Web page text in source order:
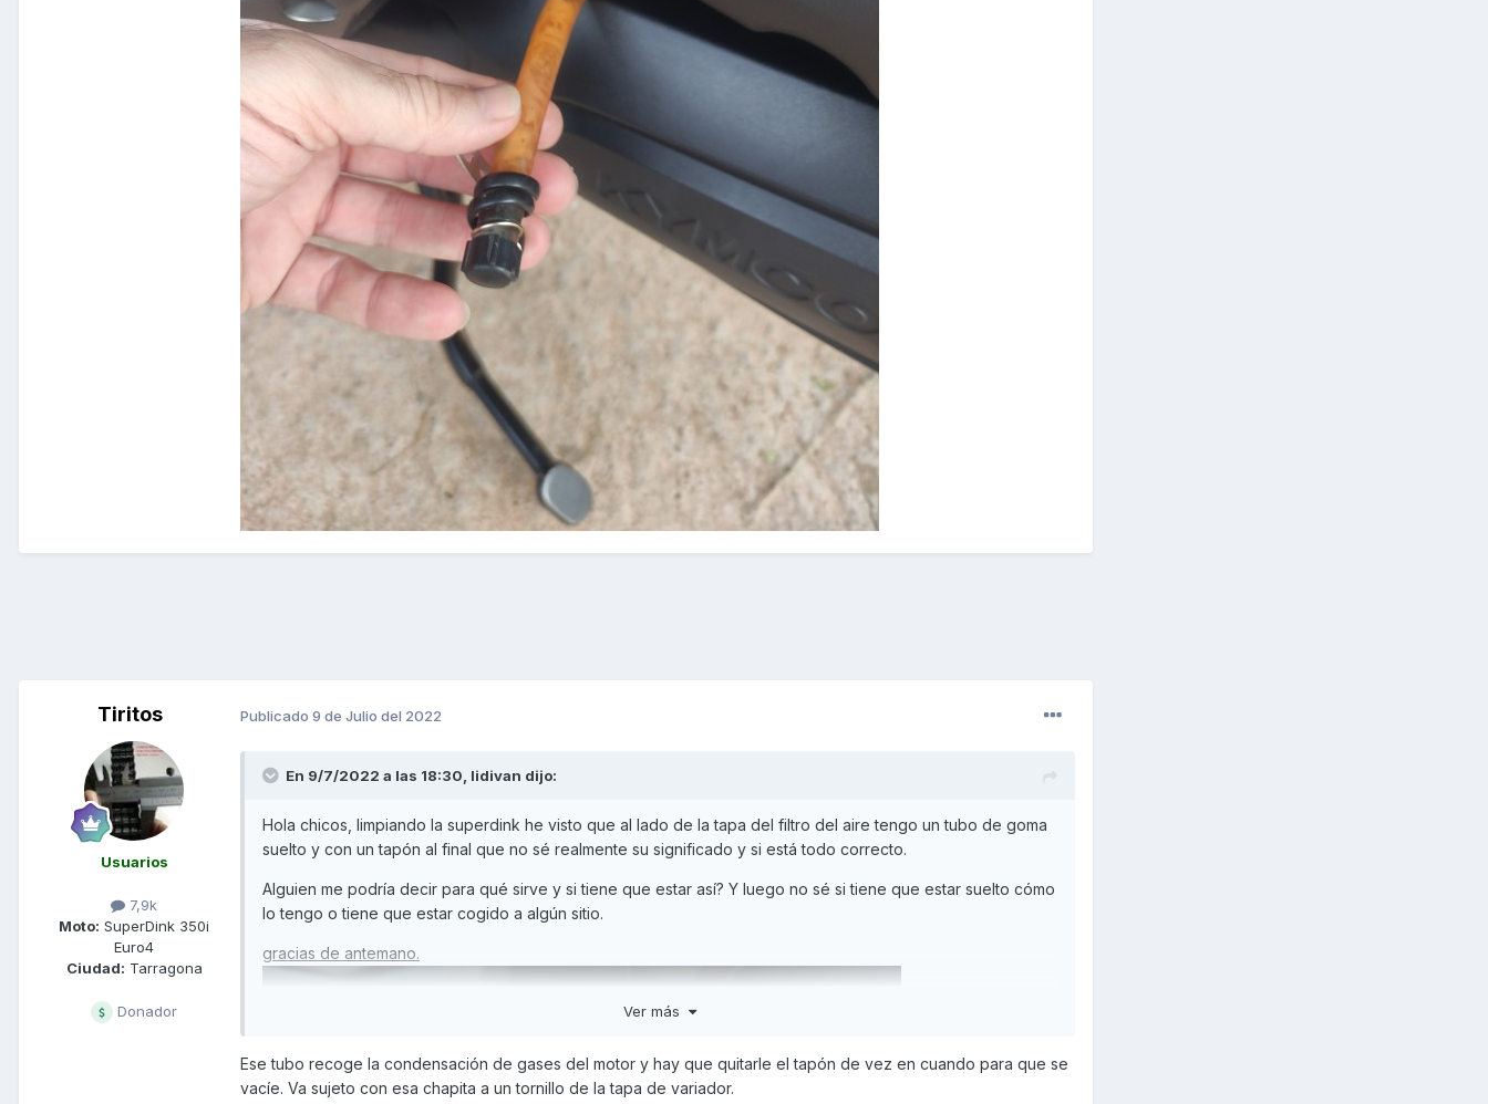
Tiritos
Usuarios
7,9k
Moto: SuperDink 350i
Euro4
Ciudad: Tarragona
Donador
Publicado 9 de Julio del 2022
En 9/7/2022 a las 18:30, lidivan dijo:
Hola chicos, limpiando la superdink he visto que al lado de la tapa del filtro del aire tengo un tubo de goma
suelto y con un tapón al final que no sé realmente su significado y si está todo correcto.
Alguien me podría decir para qué sirve y si tiene que estar así? Y luego no sé si tiene que estar suelto cómo
lo tengo o tiene que estar cogido a algún sitio.
gracias de antemano.
Ver más
Ese tubo recoge la condensación de gases del motor y hay que quitarle el tapón de vez en cuando para que se
vacíe. Va sujeto con esa chapita a un tornillo de la tapa de variador.